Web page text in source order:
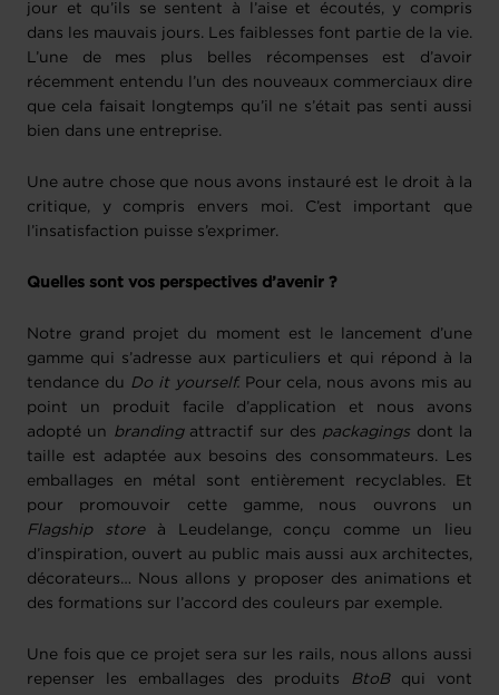
jour et qu’ils se sentent à l’aise et écoutés, y compris
dans les mauvais jours. Les faiblesses font partie de la vie.
L’une de mes plus belles récompenses est d’avoir
récemment entendu l’un des nouveaux commerciaux dire
que cela faisait longtemps qu’il ne s’était pas senti aussi
bien dans une entreprise.
Une autre chose que nous avons instauré est le droit à la
critique, y compris envers moi. C’est important que
l’insatisfaction puisse s’exprimer.
Quelles sont vos perspectives d’avenir ?
Notre grand projet du moment est le lancement d’une
gamme qui s’adresse aux particuliers et qui répond à la
tendance du
Do it yourself.
Pour cela, nous avons mis au
point un produit facile d’application et nous avons
adopté un
brandingattractif sur des packagings dont la
taille est adaptée aux besoins des consommateurs. Les
emballages en métal sont entièrement recyclables. Et
pour promouvoir cette gamme, nous ouvrons un
Flagship store
à Leudelange, conçu comme un lieu
d’inspiration, ouvert au public mais aussi aux architectes,
décorateurs… Nous allons y proposer des animations et
des formations sur l’accord des couleurs par exemple.
Une fois que ce projet sera sur les rails, nous allons aussi
repenser les emballages des produits
BtoBqui vont